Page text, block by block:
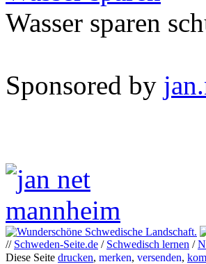
Wasser sparen
Sponsored by
// Schweden-Seite.de / Schwedisch lernen /
Diese Seite drucken, merken, versenden,